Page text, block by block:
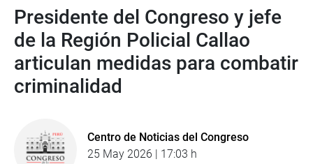
Presidente del Congreso y jefe
de la Región Policial Callao
articulan medidas para combatir
criminalidad
Centro de Noticias del Congreso
25 May 2026 | 17:03 h